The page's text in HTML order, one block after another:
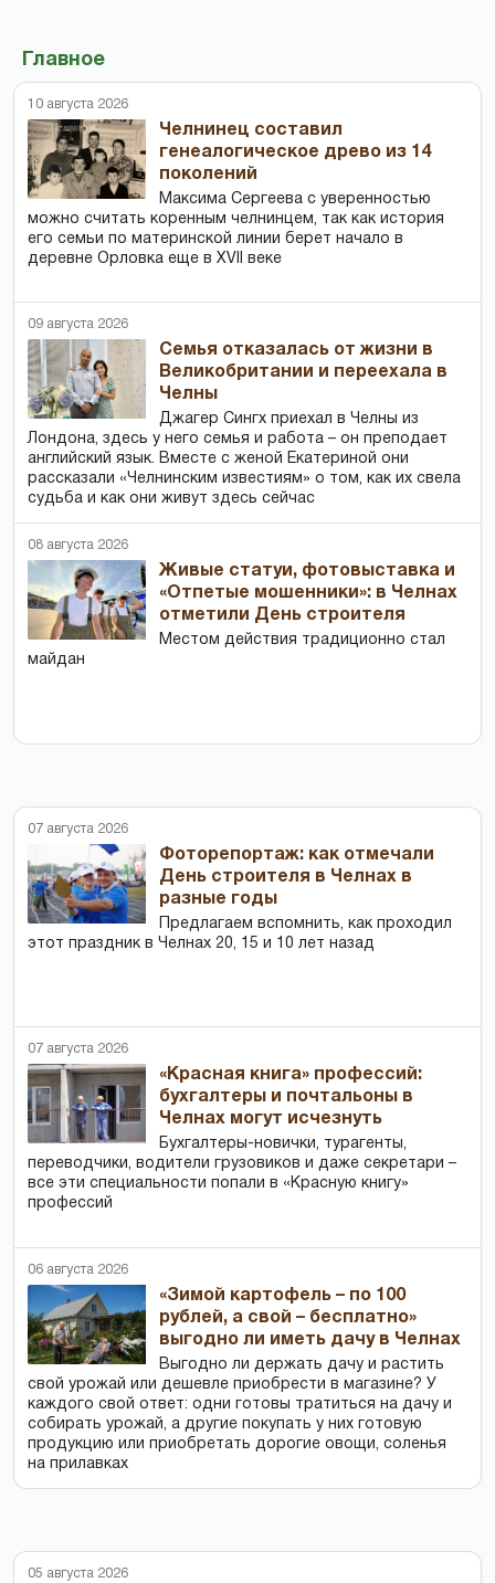
Главное
10 августа 2026
Челнинец составил
генеалогическое древо из 14
поколений
Максима Сергеева с уверенностью
можно считать коренным челнинцем, так как история
его семьи по материнской линии берет начало в
деревне Орловка еще в XVII веке
09 августа 2026
Семья отказалась от жизни в
Великобритании и переехала в
Челны
Джагер Сингх приехал в Челны из
Лондона, здесь у него семья и работа – он преподает
английский язык. Вместе с женой Екатериной они
рассказали «Челнинским известиям» о том, как их свела
судьба и как они живут здесь сейчас
08 августа 2026
Живые статуи, фотовыставка и
«Отпетые мошенники»: в Челнах
отметили День строителя
Местом действия традиционно стал
майдан
07 августа 2026
Фоторепортаж: как отмечали
День строителя в Челнах в
разные годы
Предлагаем вспомнить, как проходил
этот праздник в Челнах 20, 15 и 10 лет назад
07 августа 2026
«Красная книга» профессий:
бухгалтеры и почтальоны в
Челнах могут исчезнуть
Бухгалтеры-новички, тур­агенты,
переводчики, водители грузовиков и даже секретари –
все эти специальности попали в «Красную книгу»
профессий
06 августа 2026
«Зимой картофель – по 100
рублей, а свой – бесплатно»
выгодно ли иметь дачу в Челнах
Выгодно ли держать дачу и растить
свой урожай или дешевле приобрести в магазине? У
каждого свой ответ: одни готовы тратиться на дачу и
собирать урожай, а другие покупать у них готовую
продукцию или приобретать дорогие овощи, соленья
на прилавках
05 августа 2026